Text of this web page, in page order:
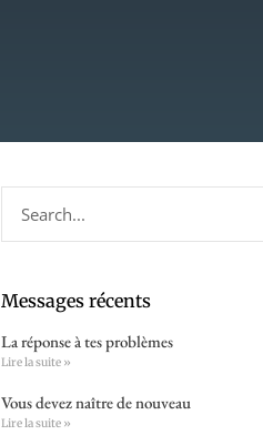
Messages récents
La réponse à tes problèmes
Lire la suite »
Vous devez naître de nouveau
Lire la suite »